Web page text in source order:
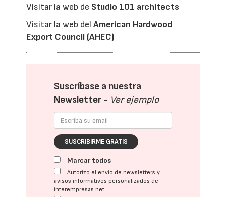
Visitar la web de Studio 101 architects
Visitar la web delAmerican Hardwood
Export Council (AHEC)
Suscríbase a nuestra
Newsletter - Ver ejemplo
SUSCRIBIRME GRATIS
Marcar todos
Autorizo el envío de newsletters y
avisos informativos personalizados de
interempresas.net